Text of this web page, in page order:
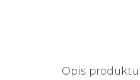
Opis produktu